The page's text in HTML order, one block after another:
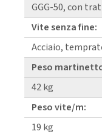
GGG-50, con
Vite senza fine:
Acciaio,
Peso
42 kg
Peso vite/m:
19 kg